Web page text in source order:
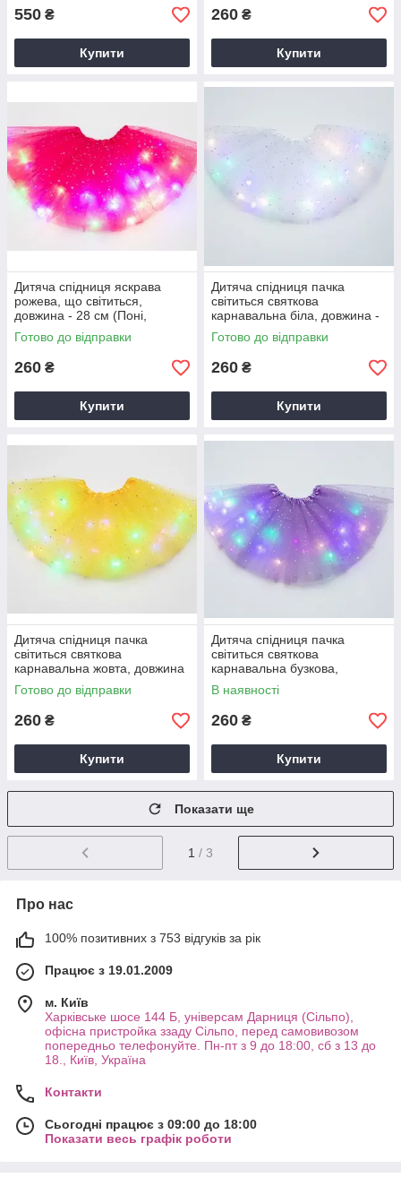
550 ₴
Купити
260 ₴
Купити
Дитяча спідниця яскрава
рожева, що світиться,
довжина - 28 см (Поні,
Рапунцель, Анна, принцеса,
ягідка)
Готово до відправки
260 ₴
Купити
Дитяча спідниця пачка
світиться святкова
карнавальна біла, довжина -
28 см (доповнить костюм
сніжинки і т. д.)
Готово до відправки
260 ₴
Купити
Дитяча спідниця пачка
світиться святкова
карнавальна жовта, довжина
- 28 см (лисичка, білочка,
фрукти і т. д.)
Готово до відправки
260 ₴
Купити
Дитяча спідниця пачка
світиться святкова
карнавальна бузкова,
довжина - 28 см (квіточка,
принцеса і т. д.)
В наявності
260 ₴
Купити
Показати ще
1 / 3
Про нас
100% позитивних з 753 відгуків за рік
Працює з 19.01.2009
м. Київ
Харківське шосе 144 Б, універсам Дарниця (Сільпо),
офісна пристройка ззаду Сільпо, перед самовивозом
попередньо телефонуйте. Пн-пт з 9 до 18:00, сб з 13 до
18., Київ, Україна
Контакти
Сьогодні працює з 09:00 до 18:00
Показати весь графік роботи